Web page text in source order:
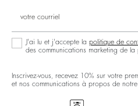
J'ai lu et j'accepte la politique de
des communications marketing de la
Inscrivez-vous, recevez 10% sur votre
et nos communications à propos de notre